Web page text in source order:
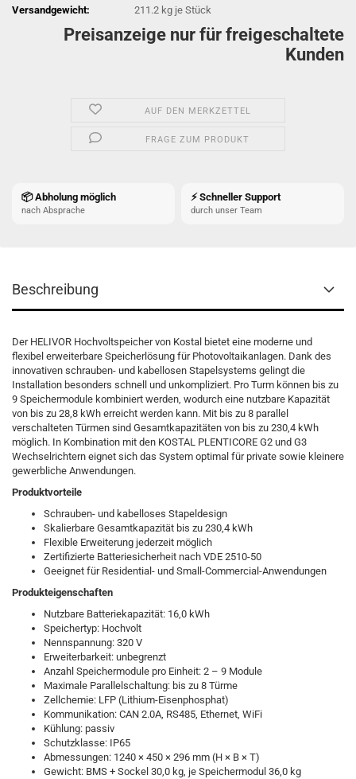
Versandgewicht:
211.2 kg je Stück
Preisanzeige nur für freigeschaltete
Kunden
AUF DEN MERKZETTEL
FRAGE ZUM PRODUKT
📦 Abholung möglich
nach Absprache
⚡ Schneller Support
durch unser Team
Beschreibung
Der HELIVOR Hochvoltspeicher von Kostal bietet eine moderne und
flexibel erweiterbare Speicherlösung für Photovoltaikanlagen. Dank des
innovativen schrauben- und kabellosen Stapelsystems gelingt die
Installation besonders schnell und unkompliziert. Pro Turm können bis zu
9 Speichermodule kombiniert werden, wodurch eine nutzbare Kapazität
von bis zu 28,8 kWh erreicht werden kann. Mit bis zu 8 parallel
verschalteten Türmen sind Gesamtkapazitäten von bis zu 230,4 kWh
möglich. In Kombination mit den KOSTAL PLENTICORE G2 und G3
Wechselrichtern eignet sich das System optimal für private sowie kleinere
gewerbliche Anwendungen.
Produktvorteile
Schrauben- und kabelloses Stapeldesign
Skalierbare Gesamtkapazität bis zu 230,4 kWh
Flexible Erweiterung jederzeit möglich
Zertifizierte Batteriesicherheit nach VDE 2510-50
Geeignet für Residential- und Small-Commercial-Anwendungen
Produkteigenschaften
Nutzbare Batteriekapazität: 16,0 kWh
Speichertyp: Hochvolt
Nennspannung: 320 V
Erweiterbarkeit: unbegrenzt
Anzahl Speichermodule pro Einheit: 2 – 9 Module
Maximale Parallelschaltung: bis zu 8 Türme
Zellchemie: LFP (Lithium-Eisenphosphat)
Kommunikation: CAN 2.0A, RS485, Ethernet, WiFi
Kühlung: passiv
Schutzklasse: IP65
Abmessungen: 1240 × 450 × 296 mm (H × B × T)
Gewicht: BMS + Sockel 30,0 kg, je Speichermodul 36,0 kg